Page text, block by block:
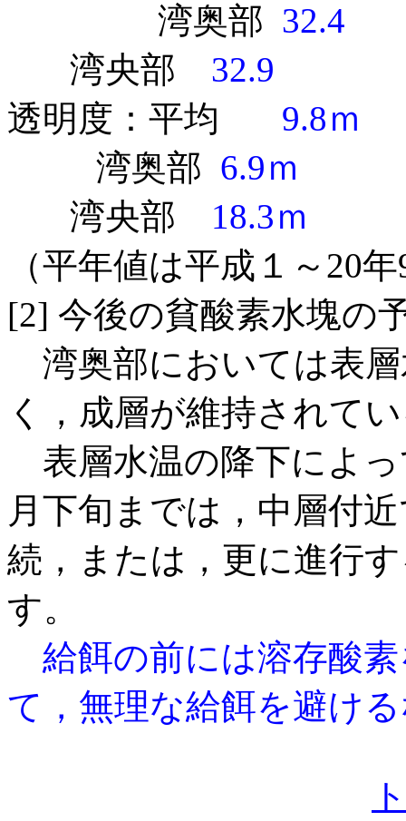
湾奥部 32.4
湾央部 32.9
透明度：平均 9.8ｍ
湾奥部 6.9ｍ
湾央部 18.3ｍ
（平年値は平成１～20
[2] 今後の貧酸素水塊の
湾奥部においては表
く，成層が維持されて
表層水温の降下によっ
月下旬までは，中層付
続，または，更に進行
す。
給餌の前には溶存酸
て，無理な給餌を避け